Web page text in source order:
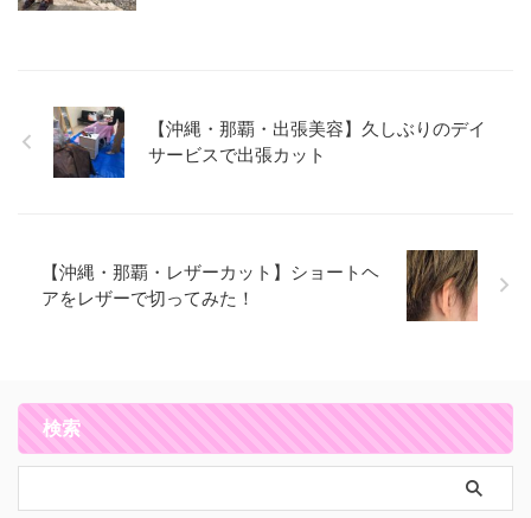
【沖縄・那覇・出張美容】久しぶりのデイ
サービスで出張カット
【沖縄・那覇・レザーカット】ショートヘ
アをレザーで切ってみた！
検索